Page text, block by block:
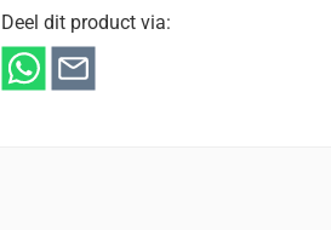
Deel dit product via: